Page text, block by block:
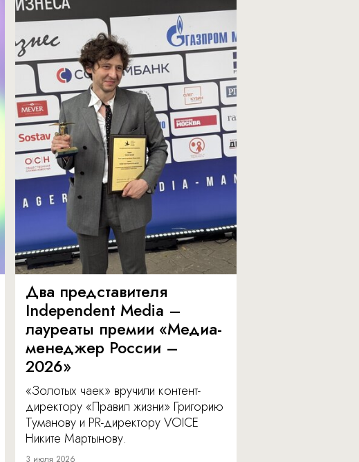
Два представителя
Independent Media –
лауреаты премии «Медиа-
менеджер России –
2026»
«Золотых чаек» вручили контент-
директору «Правил жизни» Григорию
Туманову и PR-директору VOICE
Никите Мартынову.